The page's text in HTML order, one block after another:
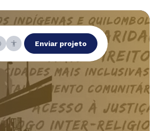
Enviar projeto